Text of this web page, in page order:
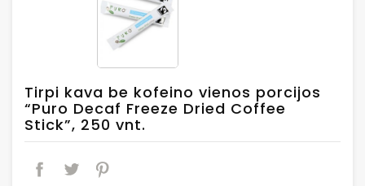
Tirpi kava be kofeino vienos porcijos
“Puro Decaf Freeze Dried Coffee
Stick”, 250 vnt.